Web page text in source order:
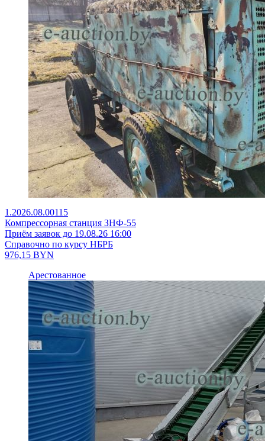
1.2026.08.00115
Компрессорная станция ЗНФ-55
Приём заявок до 19.08.26 16:00
Справочно по курсу НБРБ
976,15 BYN
Арестованное